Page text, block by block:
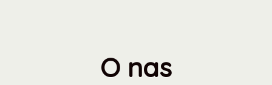
O nas